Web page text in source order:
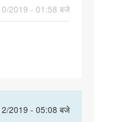
2019 - 01:58 बजे
2019 - 05:08 बजे